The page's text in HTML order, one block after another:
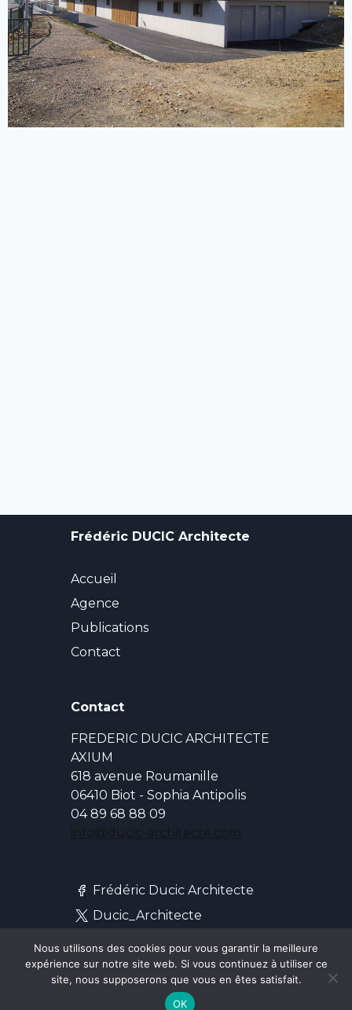
Frédéric DUCIC Architecte
Accueil
Agence
Publications
Contact
Contact
FREDERIC DUCIC ARCHITECTE
AXIUM
618 avenue Roumanille
06410 Biot - Sophia Antipolis
04 89 68 88 09
info@ducic-architecte.com
Frédéric Ducic Architecte
Ducic_Architecte
ducic_architecte
Frédéric Ducic
DucicArchitecte
Nous utilisons des cookies pour vous garantir la meilleure
expérience sur notre site web. Si vous continuez à utiliser ce
site, nous supposerons que vous en êtes satisfait.
OK